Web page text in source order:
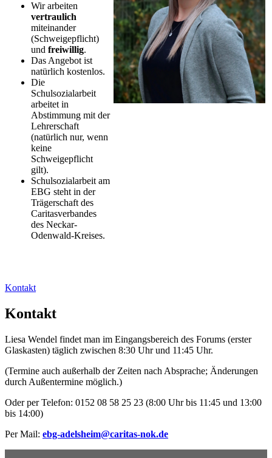
Wir arbeiten
vertraulich
miteinander
(Schweigepflicht)
und freiwillig.
Das Angebot ist
natürlich kostenlos.
Die
Schulsozialarbeit
arbeitet in
Abstimmung mit der
Lehrerschaft
(natürlich nur, wenn
keine
Schweigepflicht
gilt).
Schulsozialarbeit am
EBG steht in der
Trägerschaft des
Caritasverbandes
des Neckar-
Odenwald-Kreises.
Kontakt
Kontakt
Liesa Wendel findet man im Eingangsbereich des Forums (erster
Glaskasten) täglich zwischen 8:30 Uhr und 11:45 Uhr.
(Termine auch außerhalb der Zeiten nach Absprache; Änderungen
durch Außentermine möglich.)
Oder per Telefon: 0152 08 58 25 23 (8:00 Uhr bis 11:45 und 13:00
bis 14:00)
Per Mail: ebg-adelsheim@caritas-nok.de